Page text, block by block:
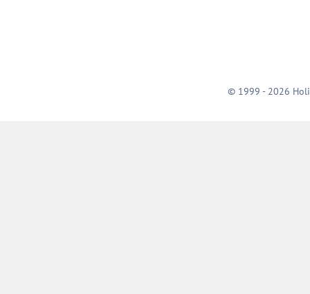
© 1999 - 2026